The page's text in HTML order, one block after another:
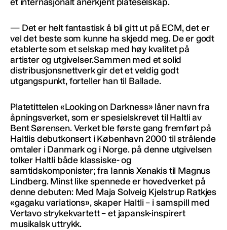
— Det er helt fantastisk å bli gitt ut på ECM, det er
vel det beste som kunne ha skjedd meg. De er godt
etablerte som et selskap med høy kvalitet på
artister og utgivelser.Sammen med et solid
distribusjonsnettverk gir det et veldig godt
utgangspunkt, forteller han til Ballade.
Platetittelen «Looking on Darkness» låner navn fra
åpningsverket, som er spesielskrevet til Haltli av
Bent Sørensen. Verket ble første gang fremført på
Haltlis debutkonsert i København 2000 til strålende
omtaler i Danmark og i Norge. på denne utgivelsen
tolker Haltli både klassiske- og
samtidskomponister; fra Iannis Xenakis til Magnus
Lindberg. Minst like spennede er hovedverket på
denne debuten: Med Maja Solveig Kjelstrup Ratkjes
«gagaku variations», skaper Haltli – i samspill med
Vertavo strykekvartett – et japansk-inspirert
musikalsk uttrykk.